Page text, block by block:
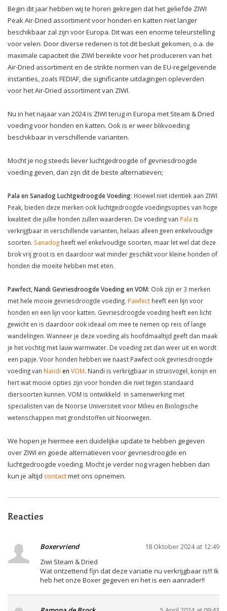
Begin dit jaar hebben wij te horen gekregen dat het geliefde ZIWI
Peak Air-Dried assortiment voor honden en katten niet langer
beschikbaar zal zijn voor Europa. Dit was een enorme teleurstelling
voor velen. Door diverse redenen is tot dit besluit gekomen, o.a. de
maximale capaciteit die ZIWI bereikte voor het produceren van het
Air-Dried assortiment en de strikte normen van de EU-regelgevende
instanties, zoals FEDIAF, die significante uitdagingen opleverden
voor het Air-Dried assortiment van ZIWI.
Nu in het najaar van 2024 is ZIWI terug in Europa met Steam & Dried
voeding voor honden en katten. Ook is er weer blikvoeding
beschikbaar in verschillende varianten.
Mocht je nog steeds liever luchtgedroogde of gevriesdroogde
voeding geven, dan zijn dit de beste alternatieven;
Pala en Sanadog Luchtgedroogde Voeding: Hoewel niet identiek aan ZIWI
Peak, bieden deze merken ook luchtgedroogde voedingsopties van hoge
kwaliteit die jullie honden zullen waarderen. De voeding van Pala is
verkrijgbaar in verschillende varianten, helaas alleen geen enkelvoudige
soorten. Sanadog heeft wel enkelvoudige soorten, maar let wel dat deze
brok vrij groot is en daardoor wat minder geschikt voor kleine honden of
honden die moeite hebben met eten.
Pawfect, Nandi Gevriesdroogde Voeding en VOM: Ook zijn er 3 merken
met hele mooie gevriesdroogde voeding. Pawfect heeft een lijn voor
honden en een lijn voor katten. Gevriesdroogde voeding heeft een licht
gewicht en is daardoor ook ideaal om mee te nemen op reis of lange
wandelingen. Wanneer je deze voeding als hoofdmaaltijd geeft dan maak
je het vochtig met lauw warmwater. De voeding zet dan weer uit en wordt
een papje. Voor honden hebben we naast Pawfect ook gevriesdroogde
voeding van Nandi en VOM. Nandi is verkrijgbaar in struisvogel, konijn en
hert wat mooie opties zijn voor honden die niet tegen standaard
diersoorten kunnen. VOM is ontwikkeld in samenwerking met
specialisten van de Noorse Universiteit voor Milieu en Biologische
wetenschappen met grondstoffen uit Noorwegen.
We hopen je hiermee een duidelijke update te hebben gegeven
over ZIWI en goede alternatieven voor gevriesdroogde en
luchtgedroogde voeding. Mocht je verder nog vragen hebben dan
kun je altijd contactmet ons opnemen.
Reacties
Boxervriend
18 Oktober 2024 at 12:49
Ziwi Steam & Dried
Wat ontzettend fijn dat deze variatie nu verkrijgbaar is!!! Ik
heb het onze Boxer gegeven en het is een aanrader!!